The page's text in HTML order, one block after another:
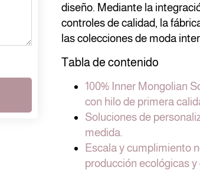
diseño. Mediante la
controles de calidad, la
las colecciones de moda
Tabla de contenido
100% Inner Mongolian
con hilo de primera
Soluciones de
medida.
Escala y cumplimiento
producción ecológicas